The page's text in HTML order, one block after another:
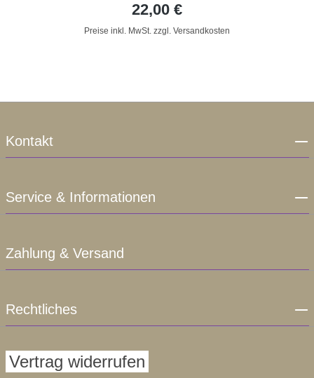
22,00 €
Preise inkl. MwSt. zzgl. Versandkosten
Kontakt
Service & Informationen
Zahlung & Versand
Rechtliches
Vertrag widerrufen